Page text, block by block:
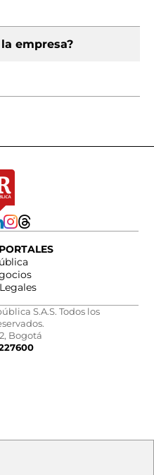
empresa?
S.A.S. Todos los
Bogotá